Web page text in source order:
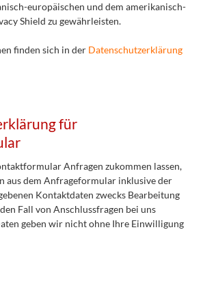
europäischen und dem amerikanisch-
Shield zu gewährleisten.
finden sich in der Datenschutzerklärung
für
Anfragen zukommen lassen,
aus dem Anfrageformular inklusive der
Kontaktdaten zwecks Bearbeitung
Fall von Anschlussfragen bei uns
geben wir nicht ohne Ihre Einwilligung